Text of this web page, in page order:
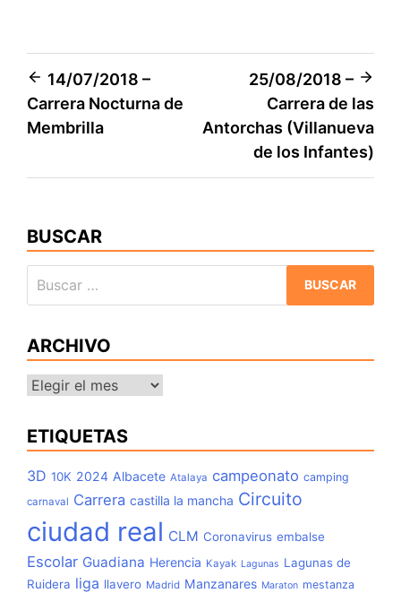
Navegación
de
14/07/2018 –
Carrera Nocturna de
Membrilla
25/08/2018 –
Carrera de las
Antorchas (Villanueva
de los Infantes)
BUSCAR
ARCHIVO
Archivo
ETIQUETAS
3D 10K 2024 Albacete Atalaya campeonato camping
carnaval Carrera castilla la mancha Circuito
ciudad real CLM Coronavirus embalse
Escolar Guadiana Herencia Kayak Lagunas Lagunas de
Ruidera liga llavero Madrid Manzanares Maraton mestanza